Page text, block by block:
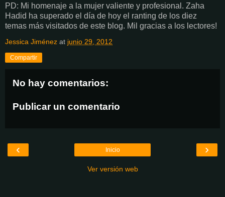
PD: Mi homenaje a la mujer valiente y profesional. Zaha
Hadid ha superado el día de hoy el ranting de los diez
temas más visitados de este blog. Mil gracias a los lectores!
Jessica Jiménez at junio 29, 2012
Compartir
No hay comentarios:
Publicar un comentario
‹ ›
Inicio
Ver versión web